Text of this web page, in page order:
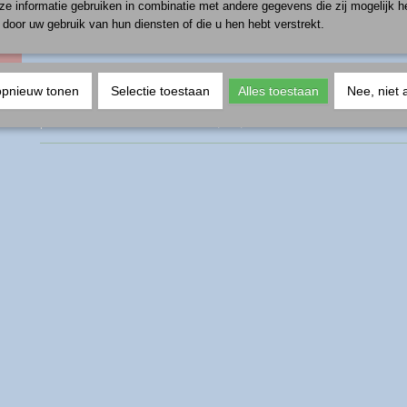
IN WINKELWAGEN
Omschrijving
informatie gebruiken in combinatie met andere gegevens die zij mogelijk
uw gebruik van hun diensten of die u hen hebt verstrekt.
tonen Selectie toestaan Alles toestaan Nee, niet